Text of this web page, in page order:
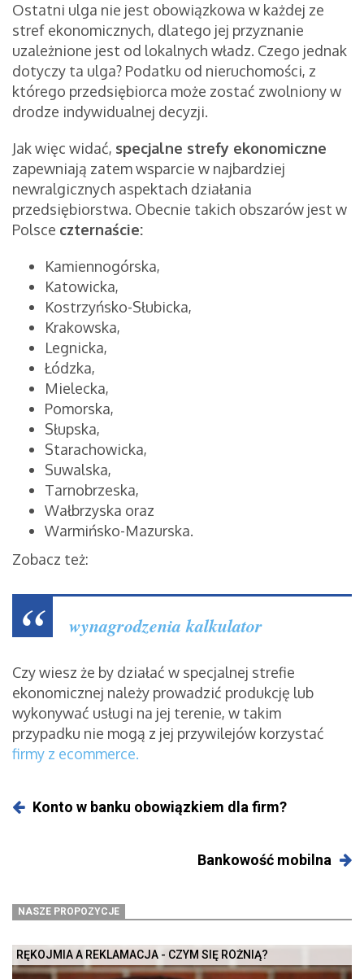
Ostatni ulga nie jest obowiązkowa w każdej ze
stref ekonomicznych, dlatego jej przyznanie
uzależnione jest od lokalnych władz. Czego jednak
dotyczy ta ulga? Podatku od nieruchomości, z
którego przedsiębiorca może zostać zwolniony w
drodze indywidualnej decyzji.
Jak więc widać, specjalne strefy ekonomiczne
zapewniają zatem wsparcie w najbardziej
newralgicznych aspektach działania
przedsiębiorstwa. Obecnie takich obszarów jest w
Polsce czternaście:
Kamiennogórska,
Katowicka,
Kostrzyńsko-Słubicka,
Krakowska,
Legnicka,
Łódzka,
Mielecka,
Pomorska,
Słupska,
Starachowicka,
Suwalska,
Tarnobrzeska,
Wałbrzyska oraz
Warmińsko-Mazurska.
Zobacz też:
wynagrodzenia kalkulator
Czy wiesz że by działać w specjalnej strefie
ekonomicznej należy prowadzić produkcję lub
wykonywać usługi na jej terenie, w takim
przypadku nie mogą z jej przywilejów korzystać
firmy z ecommerce.
Konto w banku obowiązkiem dla firm?
Bankowość mobilna
NASZE PROPOZYCJE
RĘKOJMIA A REKLAMACJA - CZYM SIĘ RÓŻNIĄ?